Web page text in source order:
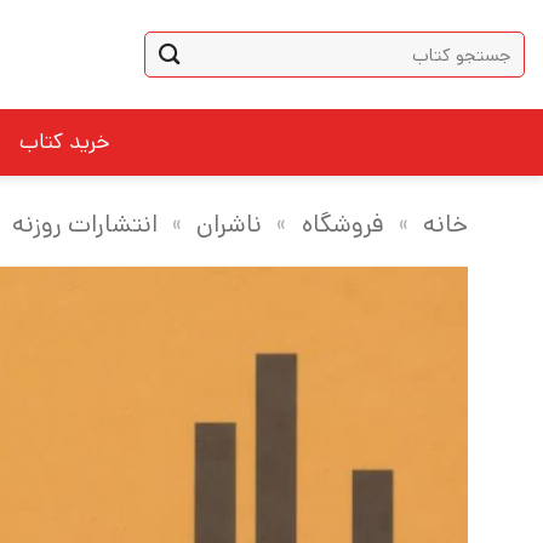
content
جستجو
برای:
خرید کتاب
خانه » فروشگاه » ناشران » انتشارات روزنه